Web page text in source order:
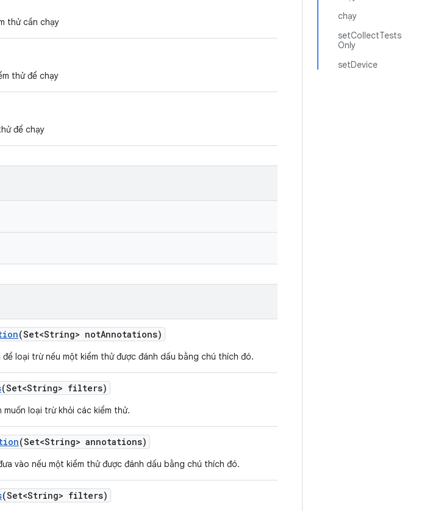
chạy
setCollectTests
Only
setDevice
thử cần chạy
thử để chạy
để chạy
(Set<String> notAnnotations)
loại trừ nếu một kiểm thử được đánh dấu bằng chú thích đó.
(Set<String> filters)
muốn loại trừ khỏi các kiểm thử.
(Set<String> annotations)
vào nếu một kiểm thử được đánh dấu bằng chú thích đó.
(Set<String> filters)